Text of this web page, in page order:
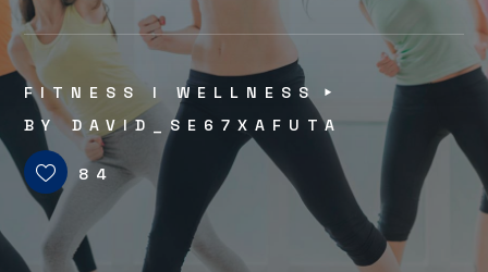
FITNESS I WELLNESS
BYDAVID_SE67XAFUTA
84